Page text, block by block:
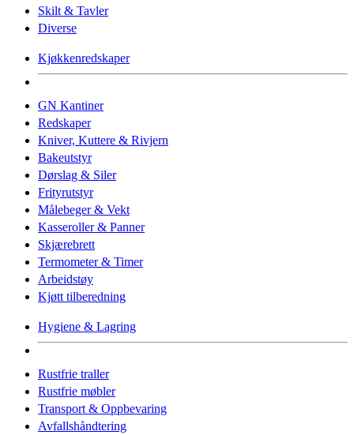
Skilt & Tavler
Diverse
Kjøkkenredskaper
GN Kantiner
Redskaper
Kniver, Kuttere & Rivjern
Bakeutstyr
Dørslag & Siler
Frityrutstyr
Målebeger & Vekt
Kasseroller & Panner
Skjærebrett
Termometer & Timer
Arbeidstøy
Kjøtt tilberedning
Hygiene & Lagring
Rustfrie traller
Rustfrie møbler
Transport & Oppbevaring
Avfallshåndtering